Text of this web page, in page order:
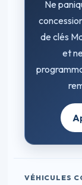
Ne
de clés
et
VÉHICULES